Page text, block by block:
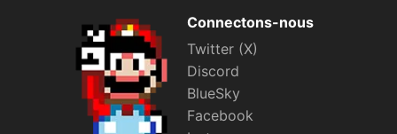
Connectons-nous
Twitter (X)
Discord
BlueSky
Facebook